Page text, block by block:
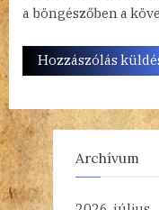
a böngészőben a
Archívum